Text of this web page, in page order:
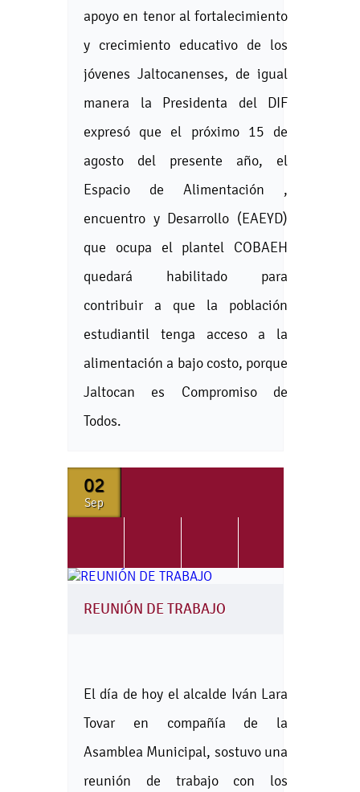
apoyo en tenor al fortalecimiento
y crecimiento educativo de los
jóvenes Jaltocanenses, de igual
manera la Presidenta del DIF
expresó que el próximo 15 de
agosto del presente año, el
Espacio de Alimentación ,
encuentro y Desarrollo (EAEYD)
que ocupa el plantel COBAEH
quedará habilitado para
contribuir a que la población
estudiantil tenga acceso a la
alimentación a bajo costo, porque
Jaltocan es Compromiso de
Todos.
02
Sep
REUNIÓN DE TRABAJO
El día de hoy el alcalde Iván Lara
Tovar en compañía de la
Asamblea Municipal, sostuvo una
reunión de trabajo con los